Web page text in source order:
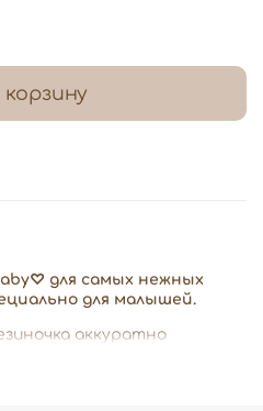
корзину
для самых нежных
для малышей.
аккуратно
и не оставляет следов.